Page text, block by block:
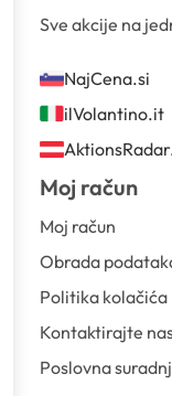
Sve akcije na
NajCena.si
ilVolantino.it
Moj račun
Moj račun
Obrada
Politika kolačića
Kontaktirajte
Poslovna